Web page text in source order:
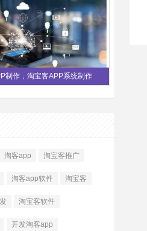
制作，淘宝客APP系统制作
淘客app 淘宝客推广
淘客app软件 淘宝客
淘宝客软件
开发淘客app